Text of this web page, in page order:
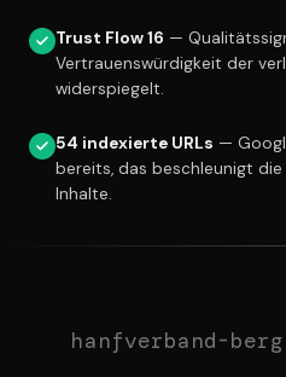
Trust Flow 16 —
Vertrauenswürdigkeit der
widerspiegelt.
54 indexierte URLs —
bereits, das beschleunigt die
Inhalte.
hanfverband-